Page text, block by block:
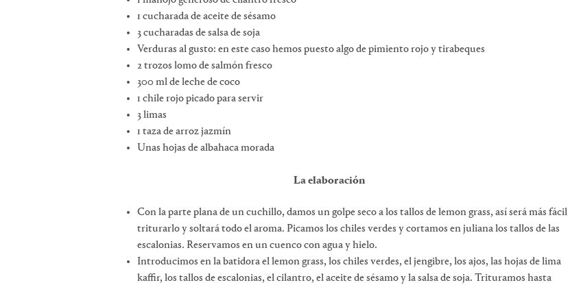
1 cucharada de aceite de sésamo
3 cucharadas de salsa de soja
Verduras al gusto: en este caso hemos puesto algo de pimiento rojo y tirabeques
2 trozos lomo de salmón fresco
300 ml de leche de coco
1 chile rojo picado para servir
3 limas
1 taza de arroz jazmín
Unas hojas de albahaca morada
La elaboración
Con la parte plana de un cuchillo, damos un golpe seco a los tallos de lemon grass, así será más fácil
triturarlo y soltará todo el aroma. Picamos los chiles verdes y cortamos en juliana los tallos de las
escalonias. Reservamos en un cuenco con agua y hielo.
Introducimos en la batidora el lemon grass, los chiles verdes, el jengibre, los ajos, las hojas de lima
kaffir, los tallos de escalonias, el cilantro, el aceite de sésamo y la salsa de soja. Trituramos hasta